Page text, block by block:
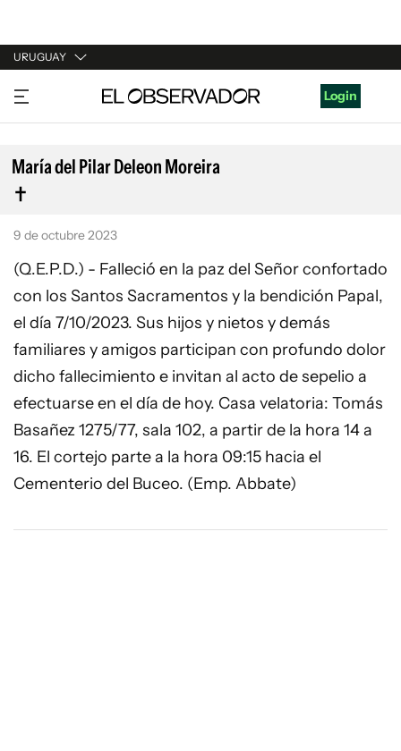
URUGUAY
URUGUAY
ARGENTINA
ESPAÑA
ESTADOS UNIDOS
Login
María del Pilar Deleon Moreira
9 de octubre 2023
(Q.E.P.D.) - Falleció en la paz del Señor confortado
con los Santos Sacramentos y la bendición Papal,
el día 7/10/2023. Sus hijos y nietos y demás
familiares y amigos participan con profundo dolor
dicho fallecimiento e invitan al acto de sepelio a
efectuarse en el día de hoy. Casa velatoria: Tomás
Basañez 1275/77, sala 102, a partir de la hora 14 a
16. El cortejo parte a la hora 09:15 hacia el
Cementerio del Buceo. (Emp. Abbate)